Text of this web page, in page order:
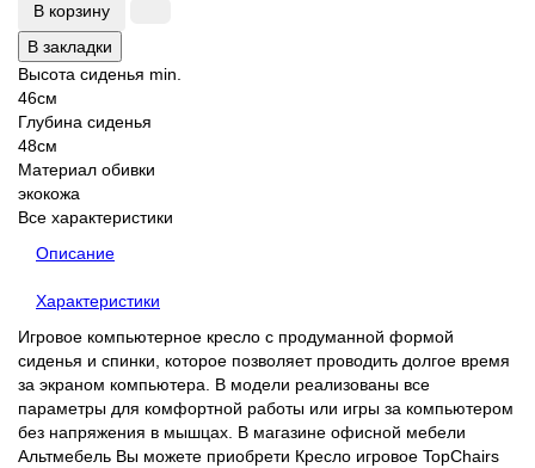
В корзину
В закладки
Высота сиденья min.
46см
Глубина сиденья
48см
Материал обивки
экокожа
Все характеристики
Описание
Характеристики
Игровое компьютерное кресло с продуманной формой
сиденья и спинки, которое позволяет проводить долгое время
за экраном компьютера. В модели реализованы все
параметры для комфортной работы или игры за компьютером
без напряжения в мышцах. В магазине офисной мебели
Альтмебель Вы можете приобрети Кресло игровое TopChairs